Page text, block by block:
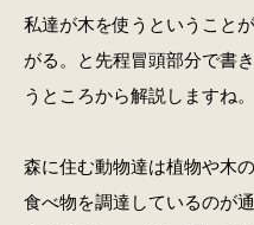
私達が木を使うということ
がる。と先程冒頭部分で書
うところから解説しますね。
森に住む動物達は植物や木
食べ物を調達しているのが